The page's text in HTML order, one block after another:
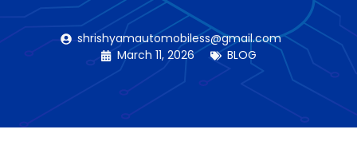
shrishyamautomobiless@gmail.com
March 11, 2026
BLOG